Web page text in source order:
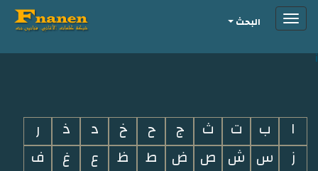
i
Toggleالبحث
ا ب ت ث ج ح خ د ذ
ر
ز
س ش ص ض ط ظ ع غ
ف